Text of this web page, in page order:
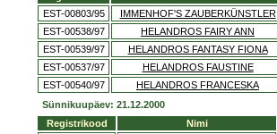
EST-00803/95
IMMENHOF'S ZAUBERKÜNSTLER
EST-00538/97
HELANDROS FAIRY ANN
EST-00539/97
HELANDROS FANTASY FIONA
EST-00537/97
HELANDROS FAUSTINE
EST-00540/97
HELANDROS FRANCESKA
Sünnikuupäev: 21.12.2000
Registrikood
Nimi